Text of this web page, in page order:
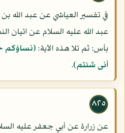
في تفسير العياشي عن عبد الله
عبد الله عليه السلام عن اتيان
بأس: ثم تلا هذه الآية: (نساؤكم
أنى شئتم).
٨٢٥
عن زرارة عن أبي جعفر عليه